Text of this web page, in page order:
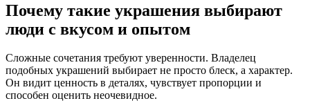
Почему такие украшения выбирают
люди с вкусом и опытом
Сложные сочетания требуют уверенности. Владелец
подобных украшений выбирает не просто блеск, а характер.
Он видит ценность в деталях, чувствует пропорции и
способен оценить неочевидное.